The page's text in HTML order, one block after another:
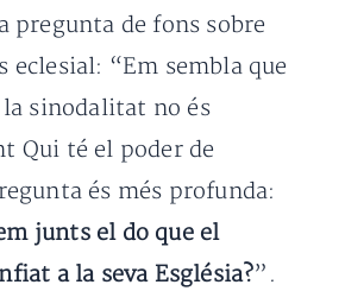
pregunta de fons sobre
eclesial: “Em sembla que
sinodalitat no és
Qui té el poder de
és més profunda:
junts el do que el
a la seva Església?”.